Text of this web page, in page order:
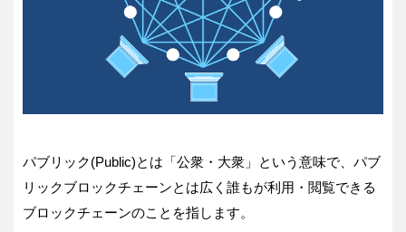
パブリック(Public)とは「公衆・大衆」という意味で、パブ
リックブロックチェーンとは広く誰もが利用・閲覧できる
ブロックチェーンのことを指します。